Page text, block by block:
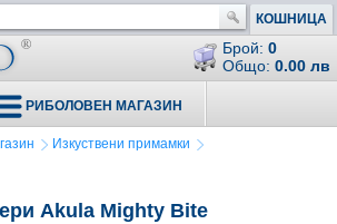
КОШНИЦА
Брой: 0
Общо: 0.00 лв
РИБОЛОВЕН МАГАЗИН
Изкуствени примамки
Akula Mighty Bite